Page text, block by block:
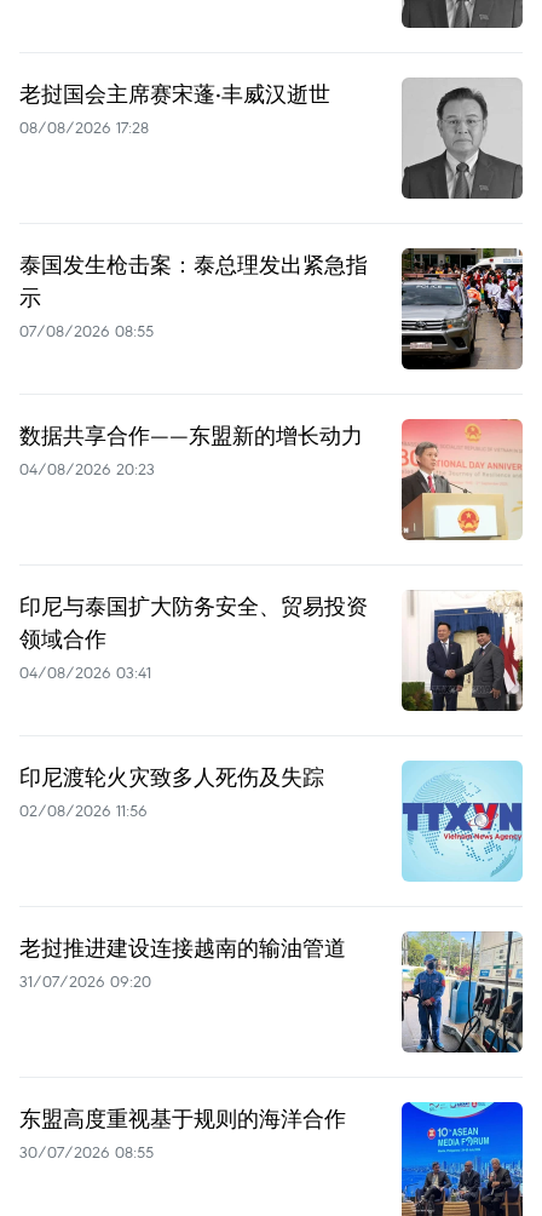
老挝国会主席赛宋蓬·丰威汉逝世
08/08/2026 17:28
泰国发生枪击案：泰总理发出紧急指
示
07/08/2026 08:55
数据共享合作——东盟新的增长动力
04/08/2026 20:23
印尼与泰国扩大防务安全、贸易投资
领域合作
04/08/2026 03:41
印尼渡轮火灾致多人死伤及失踪
02/08/2026 11:56
老挝推进建设连接越南的输油管道
31/07/2026 09:20
东盟高度重视基于规则的海洋合作
30/07/2026 08:55